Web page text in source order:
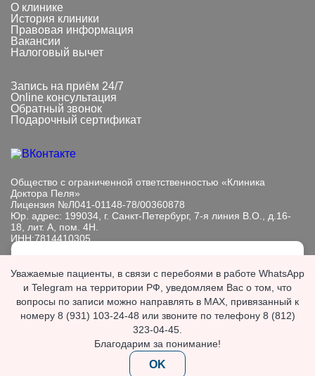
О клинике
История клиники
Правовая информация
Вакансии
Налоговый вычет
Запись на приём 24/7
Online консультация
Обратный звонок
Подарочный сертификат
Общество с ограниченной ответственностью «Клиника
Доктора Пеля»
Лицензия №Л041-01148-78/00360878
Юр. адрес: 199034, г. Санкт-Петербург, 7-я линия В.О., д.16-
18, лит. А, пом. 4Н.
ИНН:7814410305
ОГРН: 1089847233101
Информация, представленная на сайте, носит исключительно
информационный характер. Размещенная на сайте
информация не является публичной офертой, подлежит
изменению юр. лицом в одностороннем порядке.
ИМЕЮТСЯ ПРОТИВОПОКАЗАНИЯ. НЕОБХОДИМА
КОНСУЛЬТАЦИЯ СПЕЦИАЛИСТА.
© 2026 «Клиника доктора Пеля». Все права защищены.
сайта. Продолжая пользоваться сайтом, вы
выражаетесогласие с политикой
обработки персональных данных.
Если вы хотите запретить обработку файлов cookie,
отключите cookie в настройках вашего браузера.
OK
Уважаемые пациенты, в связи с перебоями в работе WhatsApp
и Telegram на территории РФ, уведомляем Вас о том, что
вопросы по записи можно направлять в MAX, привязанный к
номеру 8 (931) 103-24-48 или звоните по телефону 8 (812)
323-04-45.
Благодарим за понимание!
OK